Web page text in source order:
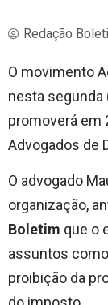
Redação
O movimento
nesta segunda
promoverá em
Advogados de
O advogado
organização,
Boletim que o
assuntos
proibição da